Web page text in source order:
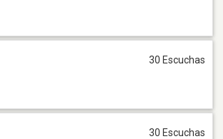
30 Escuchas
30 Escuchas